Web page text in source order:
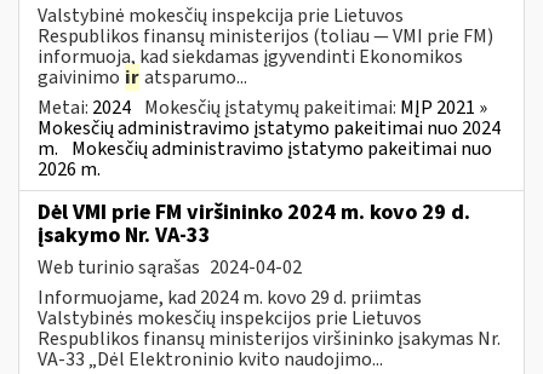
Valstybinė mokesčių inspekcija prie Lietuvos
Respublikos finansų ministerijos (toliau — VMI prie FM)
informuoja, kad siekdamas įgyvendinti Ekonomikos
gaivinimo iratsparumo...
Metai: 2024 Mokesčių įstatymų pakeitimai: MĮP 2021 »
Mokesčių administravimo įstatymo pakeitimai nuo 2024
m. Mokesčių administravimo įstatymo pakeitimai nuo
2026 m.
Dėl VMI prie FM viršininko 2024 m. kovo 29 d.
įsakymo Nr. VA-33
Web turinio sąrašas 2024-04-02
Informuojame, kad 2024 m. kovo 29 d. priimtas
Valstybinės mokesčių inspekcijos prie Lietuvos
Respublikos finansų ministerijos viršininko įsakymas Nr.
VA-33 „Dėl Elektroninio kvito naudojimo...